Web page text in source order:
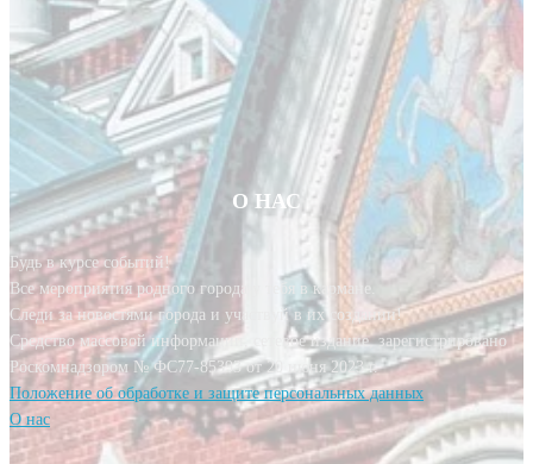
О НАС
Будь в курсе событий!
Все мероприятия родного города у тебя в кармане.
Следи за новостями города и участвуй в их создании!
Средство массовой информации, сетевое издание, зарегистрировано
Роскомнадзором № ФС77-85393 от 20 июня 2023 г.
Положение об обработке и защите персональных данных
О нас